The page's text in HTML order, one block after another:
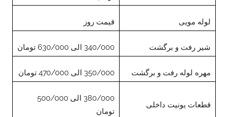
قیمت روز لوله مویی
340/000 الی 630/000 تومان شیر رفت و برگشت
350/000 الی 470/000 تومان مهره لوله رفت و برگشت
380/000 الی 500/000
تومان
قطعات یونیت داخلی